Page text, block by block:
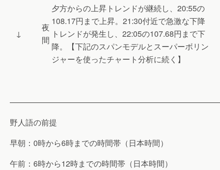
↓
夜
間
夕方からの上昇トレンドが継続し、20:55の
108.17円まで上昇。21:30付近で急激な下降
トレンドが発生し、22:05の107.68円まで下
降。【下記のスパンモデルとスーパーボリン
ジャーを使ったチャート分析に続く】
野人語の前提
早朝：0時から6時までの時間帯（日本時間）
午前：6時から12時までの時間帯（日本時間）